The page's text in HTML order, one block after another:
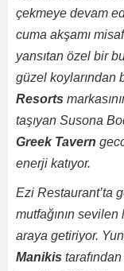
çekmeye devam
cuma akşamı
yansıtan özel bir
güzel koylarından
Resorts
taşıyan Susona
Greek Tavern
enerji katıyor.
Ezi Restaurant’ta
mutfağının
araya getiriyor.
Manikis